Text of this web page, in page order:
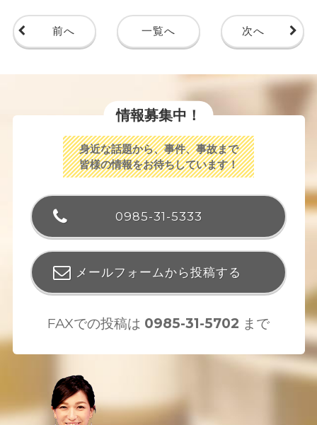
前へ 一覧へ 次へ
情報募集中！
身近な話題から、事件、事故まで
皆様の情報をお待ちしています！
0985-31-5333
メールフォームから投稿する
FAXでの投稿は 0985-31-5702 まで